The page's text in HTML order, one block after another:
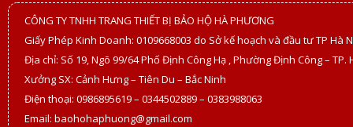
CÔNG TY TNHH TRANG THIẾT BỊ BẢO HỘ HÀ PHƯƠNG
Giấy Phép Kinh Doanh: 0109668003 do Sở kế hoạch và đầu tư TP Hà
Địa chỉ: Số 19, Ngõ 99/64 Phố Định Công Hạ , Phường Định Công – TP.
Xưởng SX: Cảnh Hưng – Tiên Du – Bắc Ninh
Điện thoại: 0986895619 – 0344502889 – 0383988063
Email: baohohaphuong@gmail.com